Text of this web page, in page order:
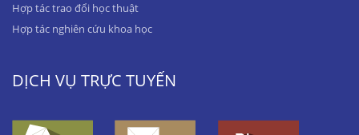
Hợp tác trao đổi học thuật
Hợp tác nghiên cứu khoa học
DỊCH VỤ TRỰC TUYẾN